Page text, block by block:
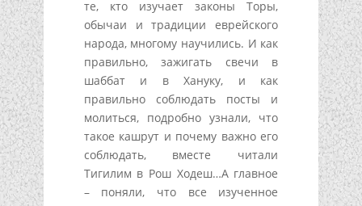
те, кто изучает законы Торы,
обычаи и традиции еврейского
народа, многому научились. И как
правильно, зажигать свечи в
шаббат и в Хануку, и как
правильно соблюдать посты и
молиться, подробно узнали, что
такое кашрут и почему важно его
соблюдать, вместе читали
Тигилим в Рош Ходеш…А главное
– поняли, что все изученное